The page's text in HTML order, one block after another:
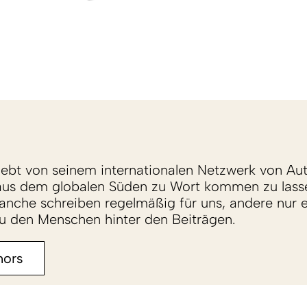
von seinem internationalen Netzwerk von
dem globalen Süden zu Wort kommen zu
schreiben regelmäßig für uns, andere nur
den Menschen hinter den Beiträgen.